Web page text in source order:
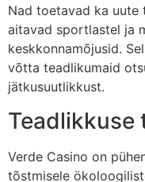
Nad toetavad ka uute
aitavad sportlastel ja
keskkonnamõjusid.
võtta teadlikumaid
jätkusuutlikkust.
Teadlikkuse
Verde Casino on
tõstmisele